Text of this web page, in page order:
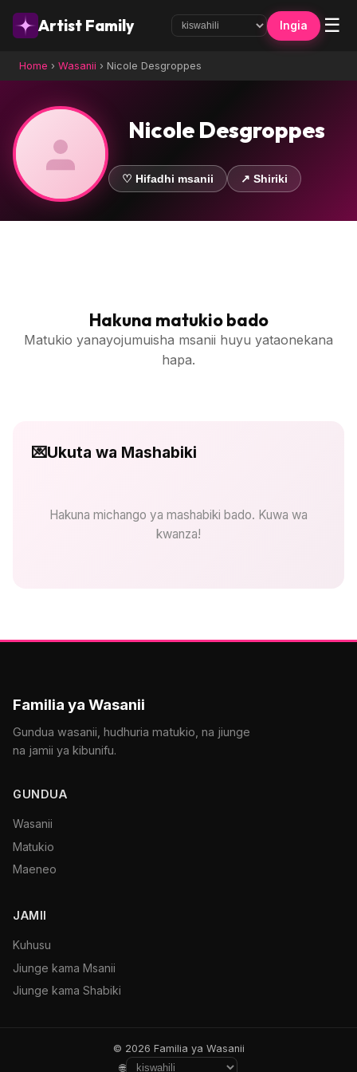
Artist Family Ingia ☰
Home › Wasanii › Nicole Desgroppes
Nicole Desgroppes
♡ Hifadhi msanii ↗ Shiriki
Hakuna matukio bado
Matukio yanayojumuisha msanii huyu yataonekana
hapa.
💌Ukuta wa Mashabiki
Hakuna michango ya mashabiki bado. Kuwa wa
kwanza!
Familia ya Wasanii
Gundua wasanii, hudhuria matukio, na jiunge
na jamii ya kibunifu.
GUNDUA
Wasanii
Matukio
Maeneo
JAMII
Kuhusu
Jiunge kama Msanii
Jiunge kama Shabiki
© 2026 Familia ya Wasanii
🌐